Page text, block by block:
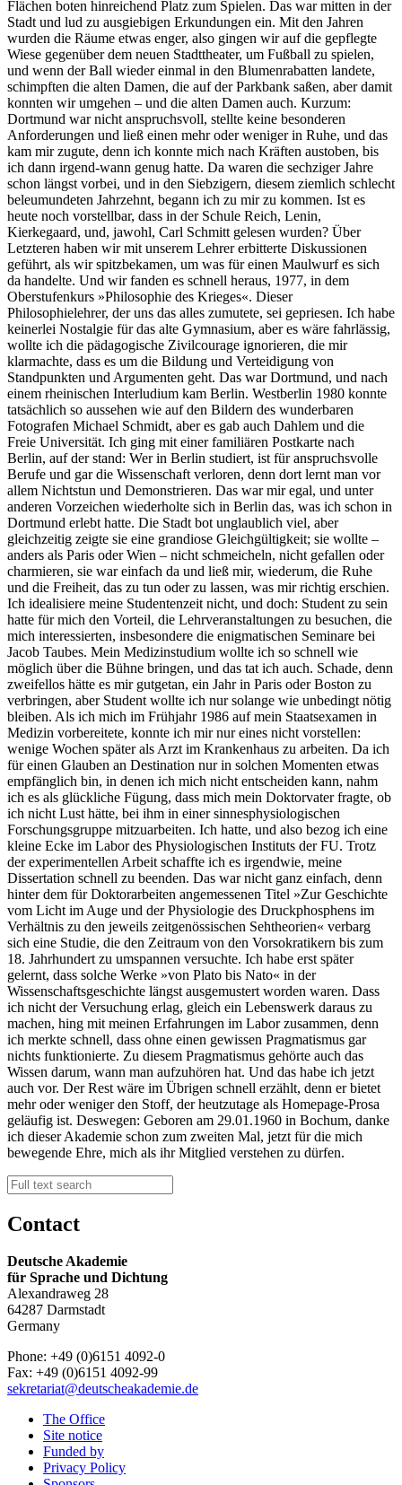
Flächen boten hinreichend Platz zum Spielen. Das war mitten in der
Stadt und lud zu ausgiebigen Erkundungen ein. Mit den Jahren
wurden die Räume etwas enger, also gingen wir auf die gepflegte
Wiese gegenüber dem neuen Stadttheater, um Fußball zu spielen,
und wenn der Ball wieder einmal in den Blumenrabatten landete,
schimpften die alten Damen, die auf der Parkbank saßen, aber damit
konnten wir umgehen – und die alten Damen auch. Kurzum:
Dortmund war nicht anspruchsvoll, stellte keine besonderen
Anforderungen und ließ einen mehr oder weniger in Ruhe, und das
kam mir zugute, denn ich konnte mich nach Kräften austoben, bis
ich dann irgend-wann genug hatte. Da waren die sechziger Jahre
schon längst vorbei, und in den Siebzigern, diesem ziemlich schlecht
beleumundeten Jahrzehnt, begann ich zu mir zu kommen. Ist es
heute noch vorstellbar, dass in der Schule Reich, Lenin,
Kierkegaard, und, jawohl, Carl Schmitt gelesen wurden? Über
Letzteren haben wir mit unserem Lehrer erbitterte Diskussionen
geführt, als wir spitzbekamen, um was für einen Maulwurf es sich
da handelte. Und wir fanden es schnell heraus, 1977, in dem
Oberstufenkurs »Philosophie des Krieges«. Dieser
Philosophielehrer, der uns das alles zumutete, sei gepriesen. Ich habe
keinerlei Nostalgie für das alte Gymnasium, aber es wäre fahrlässig,
wollte ich die pädagogische Zivilcourage ignorieren, die mir
klarmachte, dass es um die Bildung und Verteidigung von
Standpunkten und Argumenten geht. Das war Dortmund, und nach
einem rheinischen Interludium kam Berlin. Westberlin 1980 konnte
tatsächlich so aussehen wie auf den Bildern des wunderbaren
Fotografen Michael Schmidt, aber es gab auch Dahlem und die
Freie Universität. Ich ging mit einer familiären Postkarte nach
Berlin, auf der stand: Wer in Berlin studiert, ist für anspruchsvolle
Berufe und gar die Wissenschaft verloren, denn dort lernt man vor
allem Nichtstun und Demonstrieren. Das war mir egal, und unter
anderen Vorzeichen wiederholte sich in Berlin das, was ich schon in
Dortmund erlebt hatte. Die Stadt bot unglaublich viel, aber
gleichzeitig zeigte sie eine grandiose Gleichgültigkeit; sie wollte –
anders als Paris oder Wien – nicht schmeicheln, nicht gefallen oder
charmieren, sie war einfach da und ließ mir, wiederum, die Ruhe
und die Freiheit, das zu tun oder zu lassen, was mir richtig erschien.
Ich idealisiere meine Studentenzeit nicht, und doch: Student zu sein
hatte für mich den Vorteil, die Lehrveranstaltungen zu besuchen, die
mich interessierten, insbesondere die enigmatischen Seminare bei
Jacob Taubes. Mein Medizinstudium wollte ich so schnell wie
möglich über die Bühne bringen, und das tat ich auch. Schade, denn
zweifellos hätte es mir gutgetan, ein Jahr in Paris oder Boston zu
verbringen, aber Student wollte ich nur solange wie unbedingt nötig
bleiben. Als ich mich im Frühjahr 1986 auf mein Staatsexamen in
Medizin vorbereitete, konnte ich mir nur eines nicht vorstellen:
wenige Wochen später als Arzt im Krankenhaus zu arbeiten. Da ich
für einen Glauben an Destination nur in solchen Momenten etwas
empfänglich bin, in denen ich mich nicht entscheiden kann, nahm
ich es als glückliche Fügung, dass mich mein Doktorvater fragte, ob
ich nicht Lust hätte, bei ihm in einer sinnesphysiologischen
Forschungsgruppe mitzuarbeiten. Ich hatte, und also bezog ich eine
kleine Ecke im Labor des Physiologischen Instituts der FU. Trotz
der experimentellen Arbeit schaffte ich es irgendwie, meine
Dissertation schnell zu beenden. Das war nicht ganz einfach, denn
hinter dem für Doktorarbeiten angemessenen Titel »Zur Geschichte
vom Licht im Auge und der Physiologie des Druckphosphens im
Verhältnis zu den jeweils zeitgenössischen Sehtheorien« verbarg
sich eine Studie, die den Zeitraum von den Vorsokratikern bis zum
18. Jahrhundert zu umspannen versuchte. Ich habe erst später
gelernt, dass solche Werke »von Plato bis Nato« in der
Wissenschaftsgeschichte längst ausgemustert worden waren. Dass
ich nicht der Versuchung erlag, gleich ein Lebenswerk daraus zu
machen, hing mit meinen Erfahrungen im Labor zusammen, denn
ich merkte schnell, dass ohne einen gewissen Pragmatismus gar
nichts funktionierte. Zu diesem Pragmatismus gehörte auch das
Wissen darum, wann man aufzuhören hat. Und das habe ich jetzt
auch vor. Der Rest wäre im Übrigen schnell erzählt, denn er bietet
mehr oder weniger den Stoff, der heutzutage als Homepage-Prosa
geläufig ist. Deswegen: Geboren am 29.01.1960 in Bochum, danke
ich dieser Akademie schon zum zweiten Mal, jetzt für die mich
bewegende Ehre, mich als ihr Mitglied verstehen zu dürfen.
Contact
Deutsche Akademie
für Sprache und Dichtung
Alexandraweg 28
64287 Darmstadt
Germany
Phone: +49 (0)6151 4092-0
Fax: +49 (0)6151 4092-99
sekretariat@deutscheakademie.de
The Office
Site notice
Funded by
Privacy Policy